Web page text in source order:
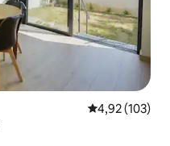
Classificação
4,92 (103)